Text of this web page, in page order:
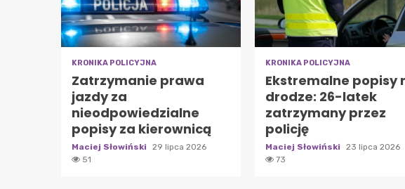
KRONIKA POLICYJNA
Zatrzymanie prawa
jazdy za
nieodpowiedzialne
popisy za kierownicą
Maciej Słowiński
29 lipca 2026
51
KRONIKA POLICYJNA
Ekstremalne popisy
drodze: 26-latek
zatrzymany przez
policję
Maciej Słowiński
23 lipca 2026
73